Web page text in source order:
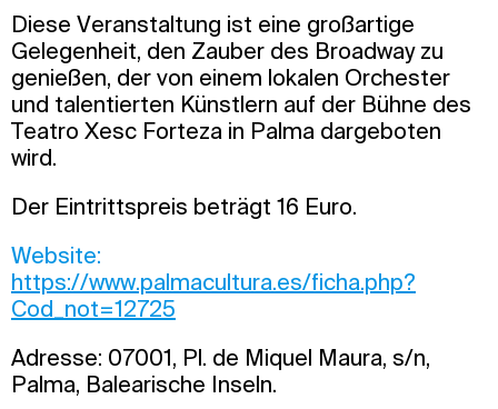
Diese Veranstaltung ist eine großartige
Gelegenheit, den Zauber des Broadway zu
genießen, der von einem lokalen Orchester
und talentierten Künstlern auf der Bühne des
Teatro Xesc Forteza in Palma dargeboten
wird.
Der Eintrittspreis beträgt 16 Euro.
Website:
https://www.palmacultura.es/ficha.php?
Cod_not=12725
Adresse: 07001, Pl. de Miquel Maura, s/n,
Palma, Balearische Inseln.